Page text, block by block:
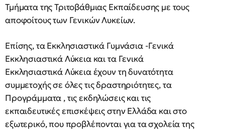
Τμήματα της Τριτοβάθμιας Εκπαίδευσης με τους
αποφοίτους των Γενικών Λυκείων.
Επίσης, τα Εκκλησιαστικά Γυμνάσια -Γενικά
Εκκλησιαστικά Λύκεια και τα Γενικά
Εκκλησιαστικά Λύκεια έχουν τη δυνατότητα
συμμετοχής σε όλες τις δραστηριότητες, τα
Προγράμματα , τις εκδηλώσεις και τις
εκπαιδευτικές επισκέψεις στην Ελλάδα και στο
εξωτερικό, που προβλέπονται για τα σχολεία της